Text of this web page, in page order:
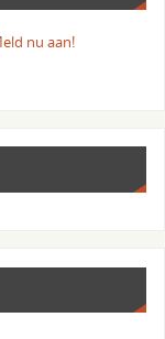
nu aan!